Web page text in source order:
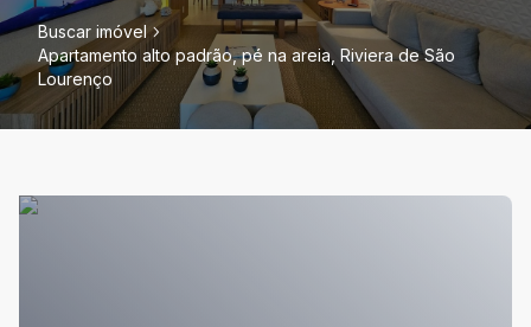
Buscar imóvel
Apartamento alto padrão, pé na areia, Riviera de São
Lourenço